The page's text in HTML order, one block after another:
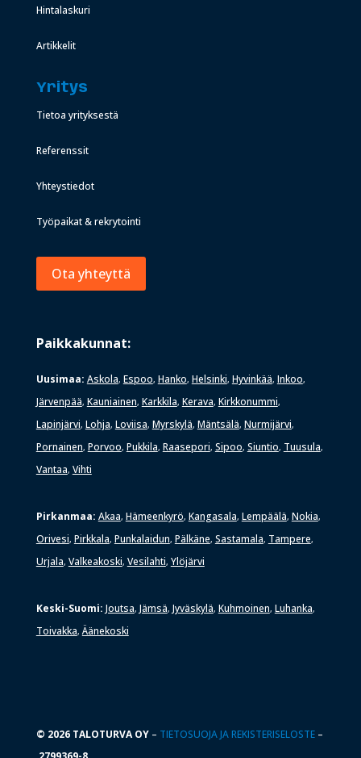
Hintalaskuri
Artikkelit
Yritys
Tietoa yrityksestä
Referenssit
Yhteystiedot
Työpaikat & rekrytointi
Ota yhteyttä
Paikkakunnat:
Uusimaa: Askola, Espoo, Hanko, Helsinki, Hyvinkää, Inkoo,
Järvenpää, Kauniainen, Karkkila, Kerava, Kirkkonummi,
Lapinjärvi, Lohja, Loviisa, Myrskylä, Mäntsälä, Nurmijärvi,
Pornainen, Porvoo, Pukkila, Raasepori, Sipoo, Siuntio, Tuusula,
Vantaa, Vihti
Pirkanmaa: Akaa, Hämeenkyrö, Kangasala, Lempäälä, Nokia,
Orivesi, Pirkkala, Punkalaidun, Pälkäne, Sastamala, Tampere,
Urjala, Valkeakoski, Vesilahti, Ylöjärvi
Keski-Suomi: Joutsa, Jämsä, Jyväskylä, Kuhmoinen, Luhanka,
Toivakka,Äänekoski
© 2026 TALOTURVA OY– TIETOSUOJA JA REKISTERISELOSTE–